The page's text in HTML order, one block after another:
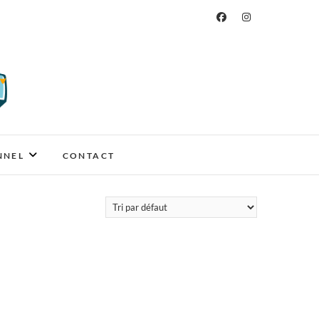
CONTACT